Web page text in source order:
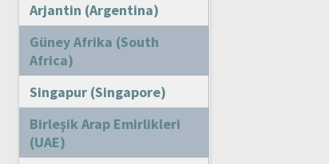
Arjantin (Argentina)
Güney Afrika (South
Africa)
Singapur (Singapore)
Birleşik Arap Emirlikleri
(UAE)